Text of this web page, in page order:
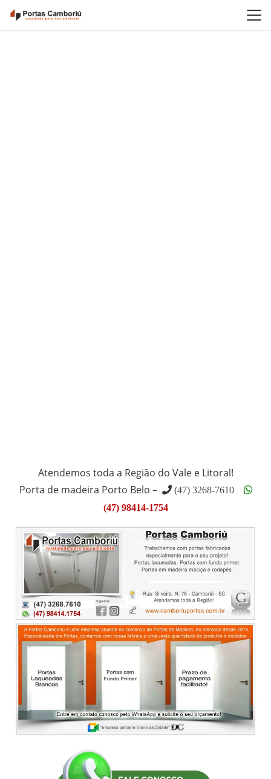
Atendemos toda a Região do Vale e Litoral!
Porta de madeira Porto Belo –
(47) 3268-7610
(47) 98414-1754